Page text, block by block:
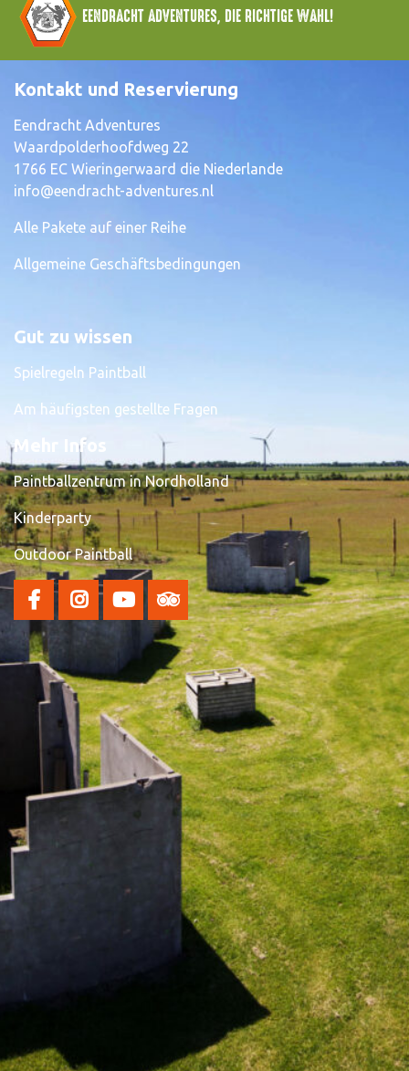
EENDRACHT ADVENTURES, DIE RICHTIGE WAHL!
Kontakt und Reservierung
Eendracht Adventures
Waardpolderhoofdweg 22
1766 EC Wieringerwaard die Niederlande
info@eendracht-adventures.nl
Alle Pakete auf einer Reihe
Allgemeine Geschäftsbedingungen
Gut zu wissen
Spielregeln Paintball
Am häufigsten gestellte Fragen
Mehr Infos
Paintballzentrum in Nordholland
Kinderparty
Outdoor Paintball